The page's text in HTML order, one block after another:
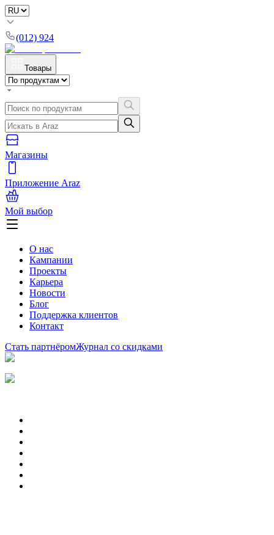
(012) 924
Товары
Магазины
Приложение Araz
Мой выбор
О нас
Кампании
Проекты
Карьера
Новости
Блог
Поддержка клиентов
Контакт
Стать партнёромЖурнал со скидками